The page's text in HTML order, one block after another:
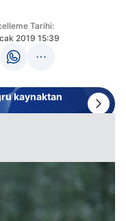
Tarihi:
2019 15:39
kaynaktan